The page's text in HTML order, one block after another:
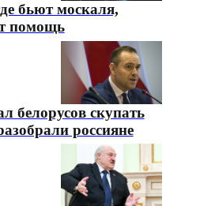
бьют москаля,
помощь
белорусов скупать
россияне